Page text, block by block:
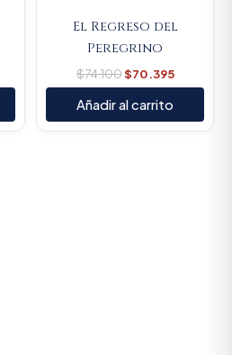
El Regreso del
Peregrino
$74.100$70.395
Añadir al carrito